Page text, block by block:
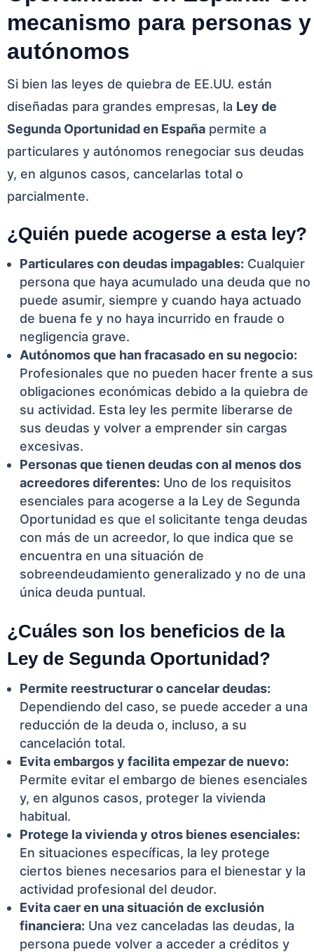
mecanismo para personas y
autónomos
Si bien las leyes de quiebra de EE.UU. están
diseñadas para grandes empresas, la Ley de
Segunda Oportunidad en España permite a
particulares y autónomos renegociar sus deudas
y, en algunos casos, cancelarlas total o
parcialmente.
¿Quién puede acogerse a esta ley?
Particulares con deudas impagables: Cualquier
persona que haya acumulado una deuda que no
puede asumir, siempre y cuando haya actuado
de buena fe y no haya incurrido en fraude o
negligencia grave.
Autónomos que han fracasado en su negocio:
Profesionales que no pueden hacer frente a sus
obligaciones económicas debido a la quiebra de
su actividad. Esta ley les permite liberarse de
sus deudas y volver a emprender sin cargas
excesivas.
Personas que tienen deudas con al menos dos
acreedores diferentes: Uno de los requisitos
esenciales para acogerse a la Ley de Segunda
Oportunidad es que el solicitante tenga deudas
con más de un acreedor, lo que indica que se
encuentra en una situación de
sobreendeudamiento generalizado y no de una
única deuda puntual.
¿Cuáles son los beneficios de la
Ley de Segunda Oportunidad?
Permite reestructurar o cancelar deudas:
Dependiendo del caso, se puede acceder a una
reducción de la deuda o, incluso, a su
cancelación total.
Evita embargos y facilita empezar de nuevo:
Permite evitar el embargo de bienes esenciales
y, en algunos casos, proteger la vivienda
habitual.
Protege la vivienda y otros bienes esenciales:
En situaciones específicas, la ley protege
ciertos bienes necesarios para el bienestar y la
actividad profesional del deudor.
Evita caer en una situación de exclusión
financiera: Una vez canceladas las deudas, la
persona puede volver a acceder a créditos y